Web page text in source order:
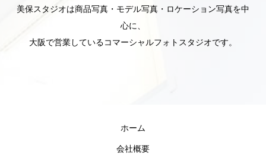
美保スタジオは商品写真・モデル写真・ロケーション写真を中
心に、
大阪で営業しているコマーシャルフォトスタジオです。
ホーム
会社概要